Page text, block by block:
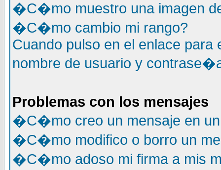
�C�mo muestro una imagen
�C�mo cambio mi rango?
Cuando pulso en el enlace
nombre de usuario y
Problemas con los mensajes
�C�mo creo un mensaje en un
�C�mo modifico o borro un
�C�mo adoso mi firma a mis